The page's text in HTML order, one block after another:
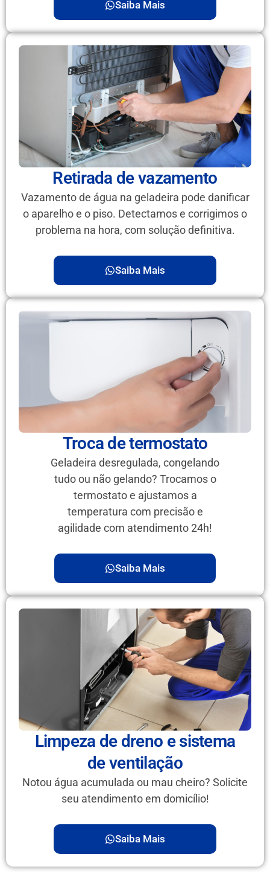
Saiba Mais
Retirada de vazamento
Vazamento de água na geladeira pode danificar
o aparelho e o piso. Detectamos e corrigimos o
problema na hora, com solução definitiva.
Saiba Mais
Troca de termostato
Geladeira desregulada, congelando
tudo ou não gelando? Trocamos o
termostato e ajustamos a
temperatura com precisão e
agilidade com atendimento 24h!
Saiba Mais
Limpeza de dreno e sistema
de ventilação
Notou água acumulada ou mau cheiro? Solicite
seu atendimento em domicílio!
Saiba Mais